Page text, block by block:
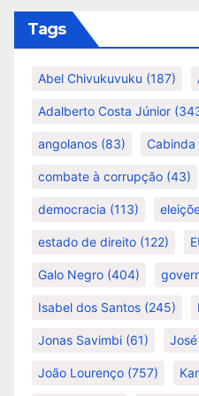
Tags
Abel Chivukuvuku (187)
Adalberto Costa Júnior
angolanos (83) Cabinda
combate à corrupção (43)
democracia (113)
estado de direito (122)
Galo Negro (404)
Isabel dos Santos (245)
Jonas Savimbi (61)
João Lourenço (757)